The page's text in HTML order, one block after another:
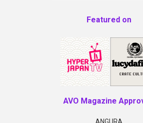
Featured on
AVO Magazine